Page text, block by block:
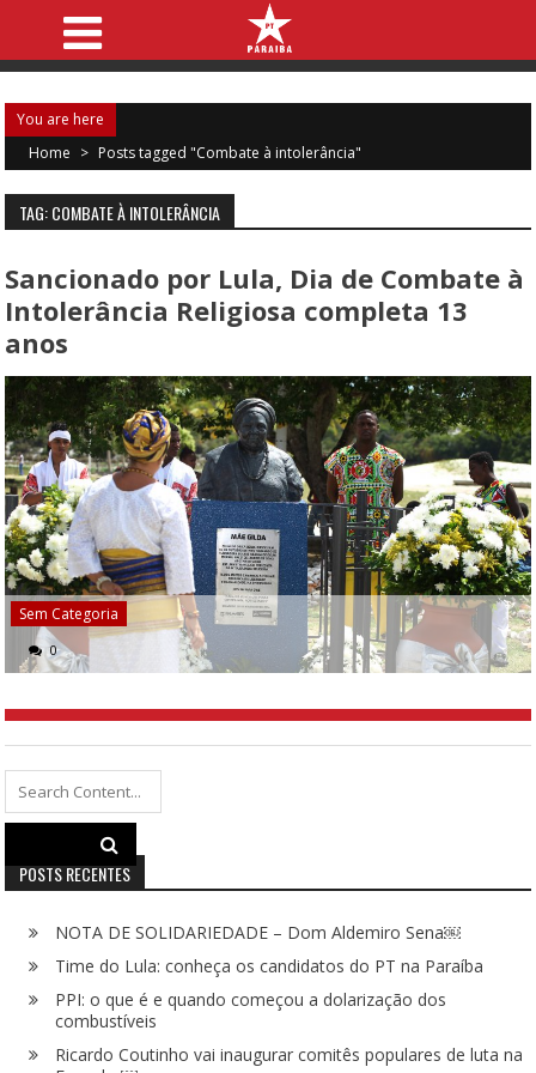
You are here
Home > Posts tagged "Combate à intolerância"
TAG: COMBATE À INTOLERÂNCIA
Sancionado por Lula, Dia de Combate à
Intolerância Religiosa completa 13
anos
Sem Categoria
0
Search
for:
POSTS RECENTES
NOTA DE SOLIDARIEDADE – Dom Aldemiro Sena￼
Time do Lula: conheça os candidatos do PT na Paraíba
PPI: o que é e quando começou a dolarização dos
combustíveis
Ricardo Coutinho vai inaugurar comitês populares de luta na